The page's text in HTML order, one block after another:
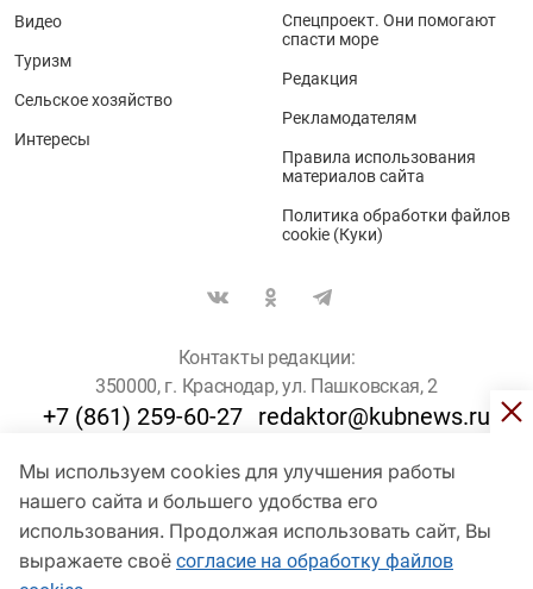
Мы используем cookies для улучшения работы
нашего сайта и большего удобства его
использования. Продолжая использовать сайт, Вы
выражаете своё согласие на обработку файлов
Видео
Туризм
Сельское хозяйство
Интересы
Спецпроект. Они помогают
спасти море
Редакция
Рекламодателям
Правила использования
материалов сайта
Политика обработки файлов
cookie (Куки)
Контакты редакции:
350000, г. Краснодар, ул. Пашковская, 2
+7 (861) 259-60-27 redaktor@kubnews.ru
Для пользователей старше 16 лет
© Кубанские Новости, 2017
Сетевое издание «kubnews» зарегистрировано Федеральной
службой по надзору в сфере связи, информационных технологий